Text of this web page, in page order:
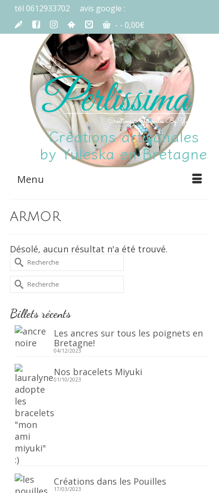
tél 0612933702
avis google :
- - 0,00€
Créations artisanales
by Yuleska en Bretagne
Menu
armor
Désolé, aucun résultat n'a été trouvé.
Rechercher :
Rechercher :
Billets récents
Les ancres sur tous les poignets en
Bretagne!
04/12/2023
Nos bracelets Miyuki
01/10/2023
Créations dans les Pouilles
17/03/2023